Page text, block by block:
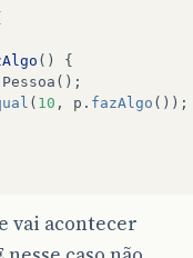
()
{
Pessoa ();
( 10 , p . fazAlgo ());
vai acontecer